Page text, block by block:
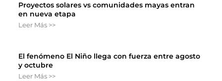
Proyectos solares vs comunidades mayas entran
en nueva etapa
Leer Más >>
El fenómeno El Niño llega con fuerza entre agosto
y octubre
Leer Más >>